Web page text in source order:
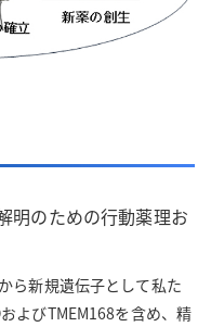
明のための行動薬理お
ら新規遺伝子として私た
よびTMEM168を含め、精